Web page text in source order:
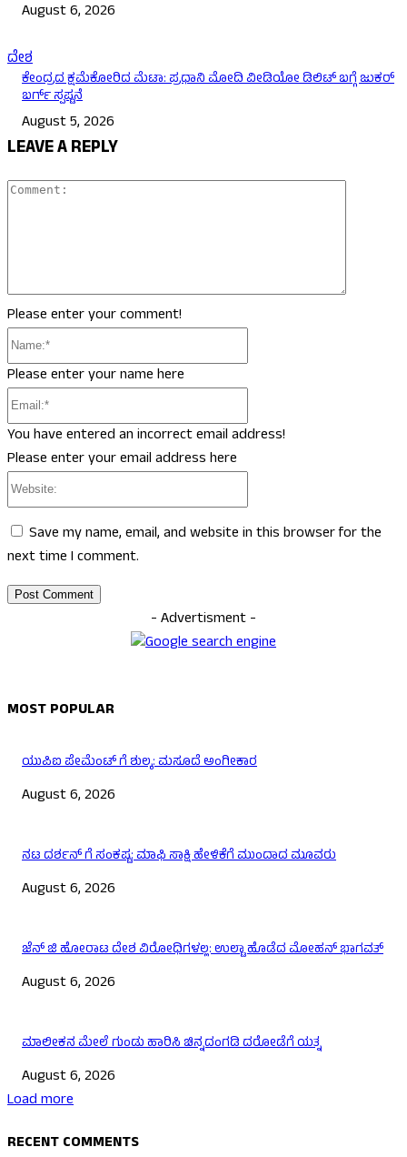
August 6, 2026
ದೇಶ
ಕೇಂದ್ರದ ಕ್ಷಮೆಕೋರಿದ ಮೆಟಾ: ಪ್ರಧಾನಿ ಮೋದಿ ವೀಡಿಯೋ ಡಿಲಿಟ್ ಬಗ್ಗೆ ಜುಕರ್
ಬರ್ಗ್ ಸ್ಪಷ್ಟನೆ
August 5, 2026
LEAVE A REPLY
Please enter your comment!
Please enter your name here
You have entered an incorrect email address!
Please enter your email address here
Save my name, email, and website in this browser for the
next time I comment.
- Advertisment -
MOST POPULAR
ಯುಪಿಐ ಪೇಮೆಂಟ್ ಗೆ ಶುಲ್ಕ: ಮಸೂದೆ ಅಂಗೀಕಾರ
August 6, 2026
ನಟ ದರ್ಶನ್ ಗೆ ಸಂಕಷ್ಟ: ಮಾಫಿ ಸಾಕ್ಷಿ ಹೇಳಿಕೆಗೆ ಮುಂದಾದ ಮೂವರು
August 6, 2026
ಜೆನ್ ಜಿ ಹೋರಾಟ ದೇಶ ವಿರೋಧಿಗಳಲ್ಲ: ಉಲ್ಟಾ ಹೊಡೆದ ಮೋಹನ್ ಭಾಗವತ್
August 6, 2026
ಮಾಲೀಕನ ಮೇಲೆ ಗುಂಡು ಹಾರಿಸಿ ಚಿನ್ನದಂಗಡಿ ದರೋಡೆಗೆ ಯತ್ನ
August 6, 2026
Load more
RECENT COMMENTS